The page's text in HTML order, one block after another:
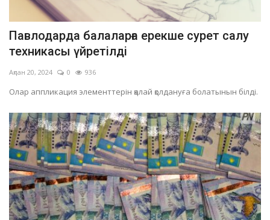
Спорт
ОЙЫН-САУЫҚ
OFFICIAL
Құрылтай
Тілді тандаңыз
Қазақша Русский
Павлодарда балаларға ерекше сурет салу
техникасы үйретілді
Ақпан 20, 2024 0 936
Олар аппликация элементтерін қалай қолдануға болатынын білді.